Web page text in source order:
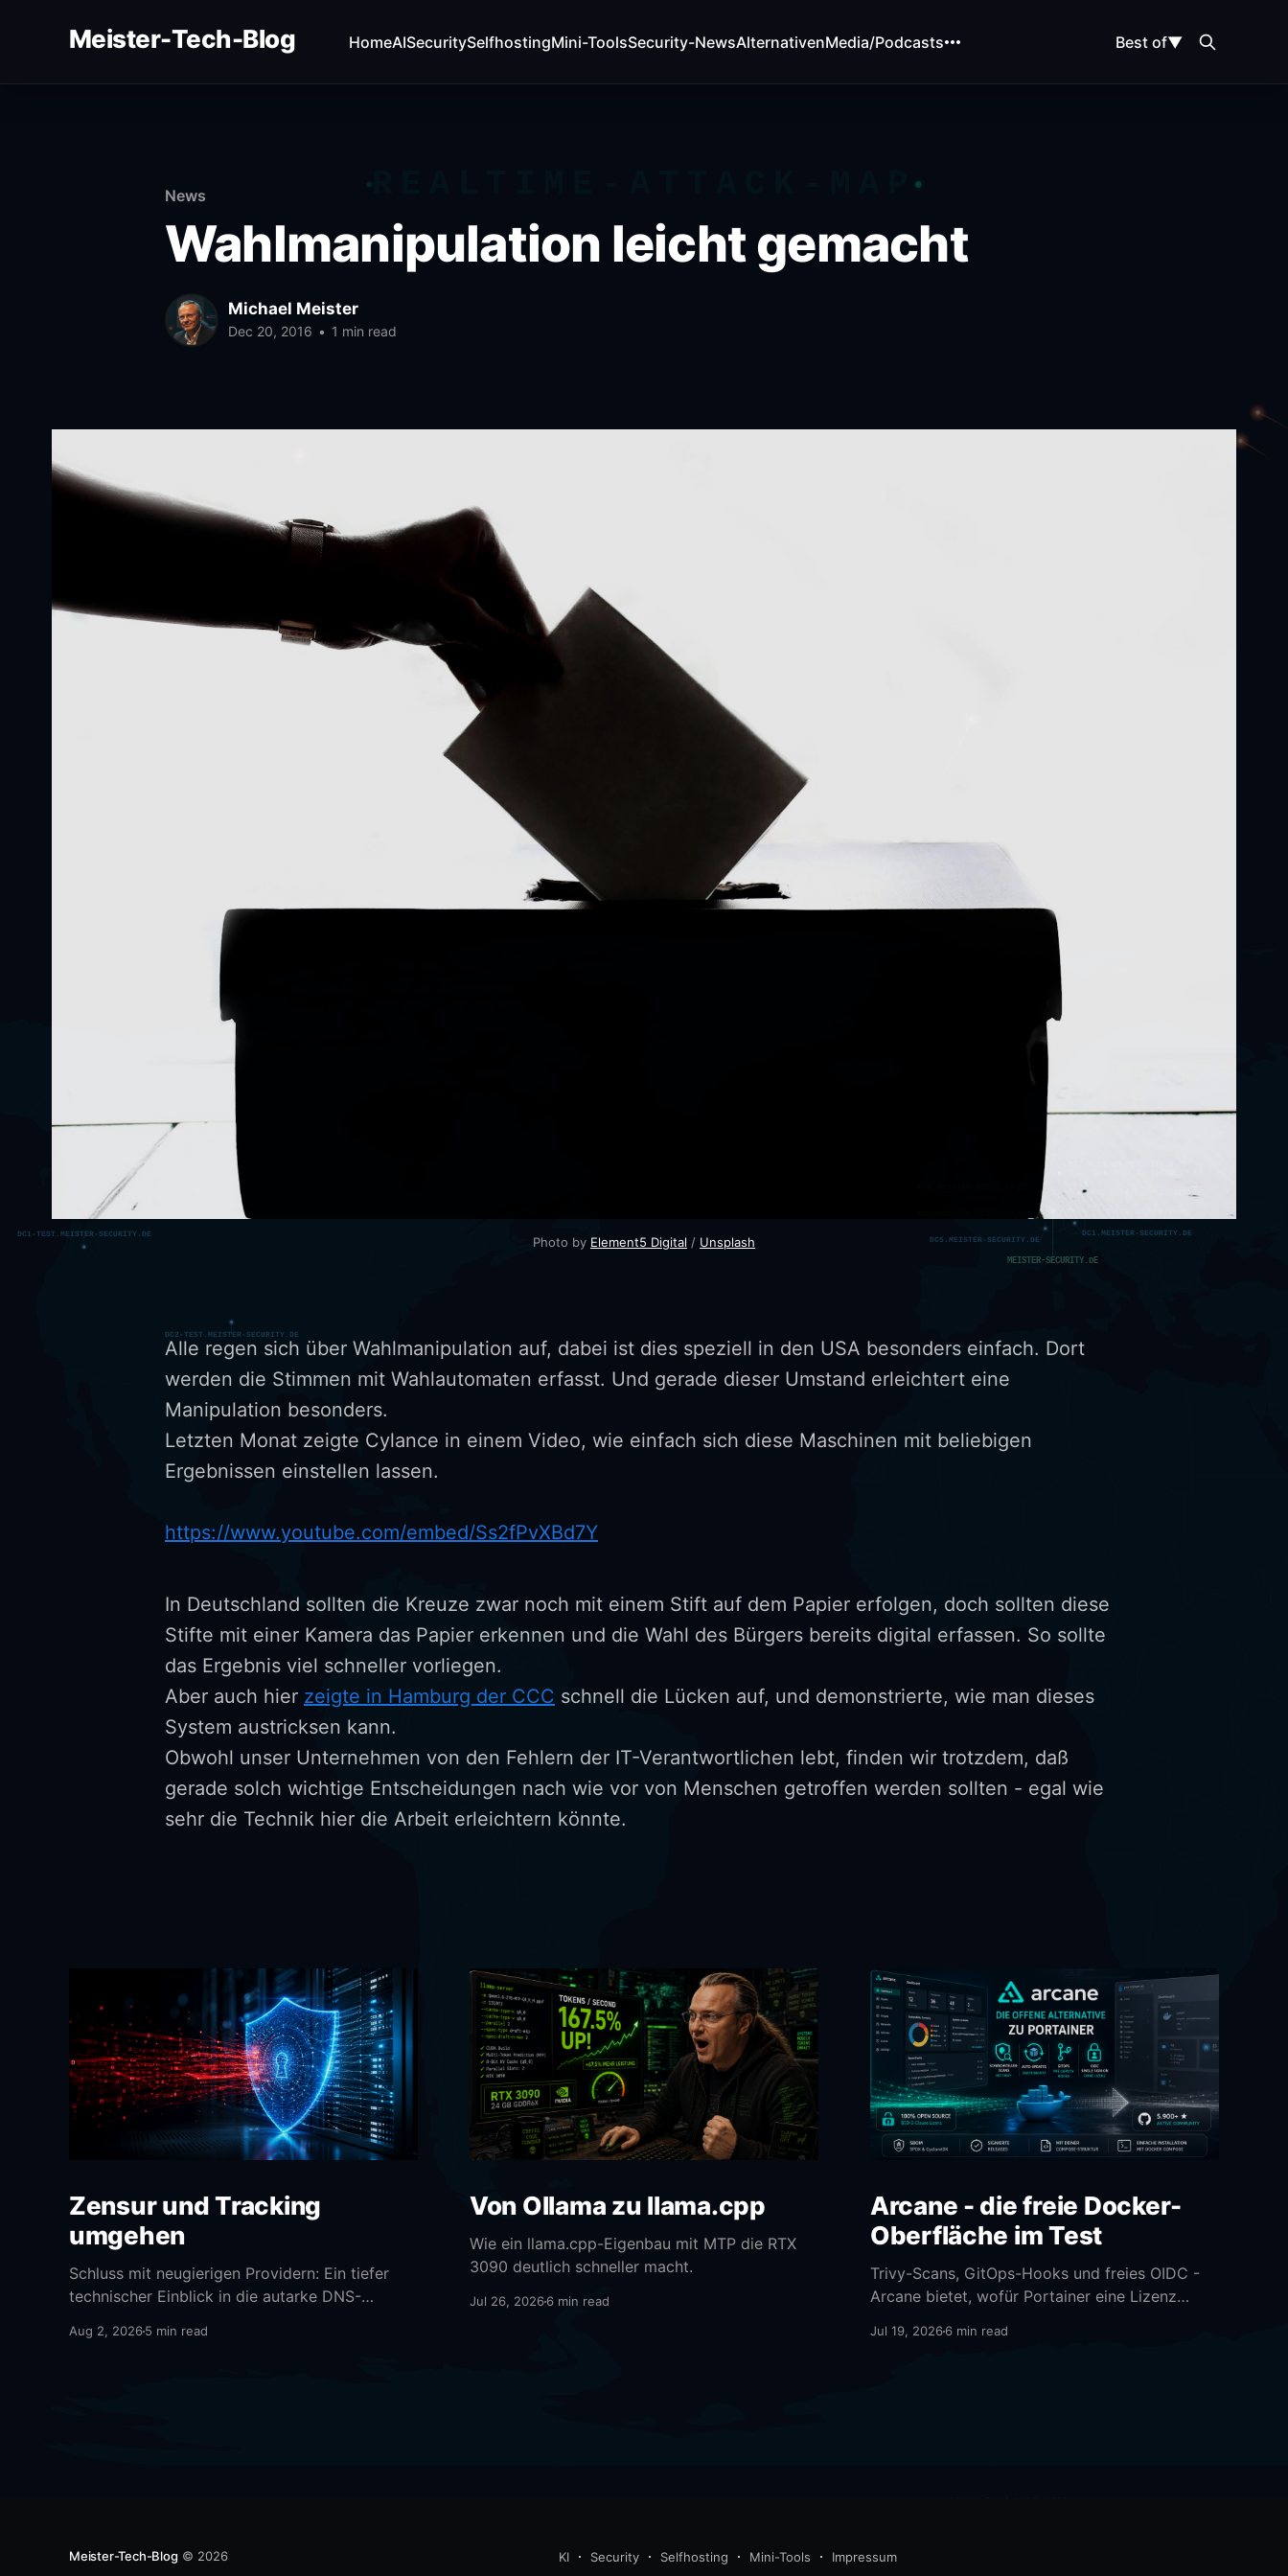
REALTIME-ATTACK-MAP
SURICATA / LIVE FEED
Meister-Tech-Blog HomeAISecuritySelfhostingMini-ToolsSecurity-NewsAlternativenMedia/Podcasts Best of▼
News
Wahlmanipulation leicht gemacht
Michael Meister
Dec 20, 2016 • 1 min read
Photo by Element5 Digital / Unsplash
Alle regen sich über Wahlmanipulation auf, dabei ist dies speziell in den USA besonders einfach. Dort
werden die Stimmen mit Wahlautomaten erfasst. Und gerade dieser Umstand erleichtert eine
Manipulation besonders.
Letzten Monat zeigte Cylance in einem Video, wie einfach sich diese Maschinen mit beliebigen
Ergebnissen einstellen lassen.
https://www.youtube.com/embed/Ss2fPvXBd7Y
In Deutschland sollten die Kreuze zwar noch mit einem Stift auf dem Papier erfolgen, doch sollten diese
Stifte mit einer Kamera das Papier erkennen und die Wahl des Bürgers bereits digital erfassen. So sollte
das Ergebnis viel schneller vorliegen.
Aber auch hier zeigte in Hamburg der CCC schnell die Lücken auf, und demonstrierte, wie man dieses
System austricksen kann.
Obwohl unser Unternehmen von den Fehlern der IT-Verantwortlichen lebt, finden wir trotzdem, daß
gerade solch wichtige Entscheidungen nach wie vor von Menschen getroffen werden sollten - egal wie
sehr die Technik hier die Arbeit erleichtern könnte.
Zensur und Tracking
umgehen
Schluss mit neugierigen Providern: Ein tiefer
technischer Einblick in die autarke DNS-
Aug 2, 20265 min read
Von Ollama zu llama.cpp
Wie ein llama.cpp-Eigenbau mit MTP die RTX
3090 deutlich schneller macht.
Jul 26, 20266 min read
Arcane - die freie Docker-
Oberfläche im Test
Trivy-Scans, GitOps-Hooks und freies OIDC -
Arcane bietet, wofür Portainer eine Lizenz
Jul 19, 20266 min read
Meister-Tech-Blog© 2026 KI Security Selfhosting Mini-Tools Impressum